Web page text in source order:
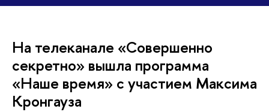
На телеканале «Совершенно
секретно» вышла программа
«Наше время» с участием Максима
Кронгауза